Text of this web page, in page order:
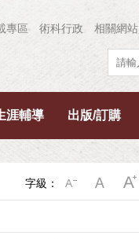
專區 術科行政 相關網站
涯輔導 出版/訂購
字級：